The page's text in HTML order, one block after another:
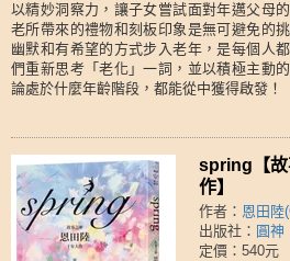
以精妙洞察力，讓子女嘗試面對年邁父母
老所帶來的禮物和刻板印象是無可避免的
幽默和有希望的方式步入老年，是每個人
們重新思考「老化」一詞，並以積極主動
論處於什麼年齡階段，都能從中獲得啟發！
spring【故
作】
作者： 恩田陸
出版社： 圓神
定價：540元